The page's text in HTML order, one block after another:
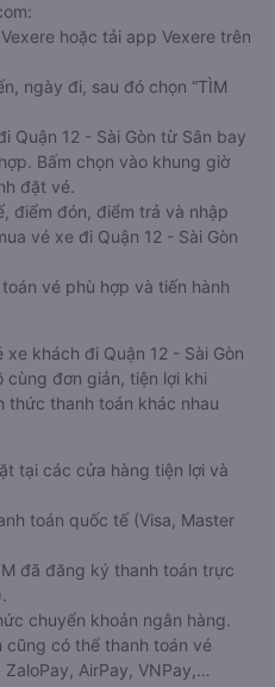
hoặc tải app Vexere trên
ngày đi, sau đó chọn “TÌM
Quận 12 - Sài Gòn từ Sân bay
Bấm chọn vào khung giờ
đặt vé.
điểm đón, điểm trả và nhập
vé xe đi Quận 12 - Sài Gòn
vé phù hợp và tiến hành
khách đi Quận 12 - Sài Gòn
cùng đơn giản, tiện lợi khi
thức thanh toán khác nhau
tại các cửa hàng tiện lợi và
toán quốc tế (Visa, Master
đã đăng ký thanh toán trực
chuyển khoản ngân hàng.
cũng có thể thanh toán vé
AirPay, VNPay,…